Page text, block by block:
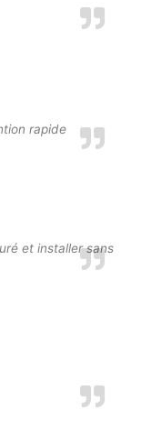
rapide
et installer sans